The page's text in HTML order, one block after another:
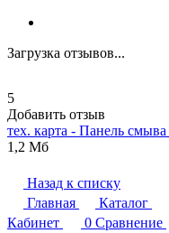
Загрузка отзывов...
5
Добавить отзыв
тех. карта - Панель смыва
1,2 Мб
Назад к списку
Главная
Каталог
Кабинет
0 Сравнение